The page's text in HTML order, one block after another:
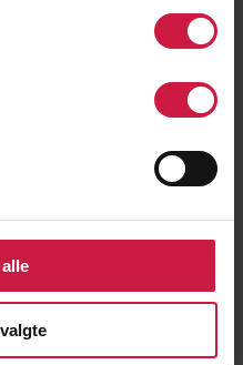
for håndballgruppen
som er den høyeste